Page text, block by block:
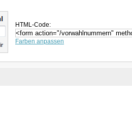
HTML-Code:
Farben anpassen